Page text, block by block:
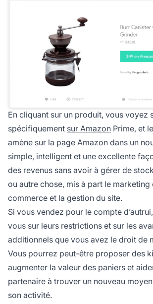
En cliquant sur un produit, vous voyez
spécifiquement sur Amazon Prime, et
amène sur la page Amazon dans un
simple, intelligent et une excellente
des revenus sans avoir à gérer de
ou autre chose, mis à part le marketing
commerce et la gestion du site.
Si vous vendez pour le compte
vous sur leurs restrictions et sur les
additionnels que vous avez le droit de
Vous pourrez peut-être proposer des
augmenter la valeur des paniers et
partenaire à trouver un nouveau
son activité.